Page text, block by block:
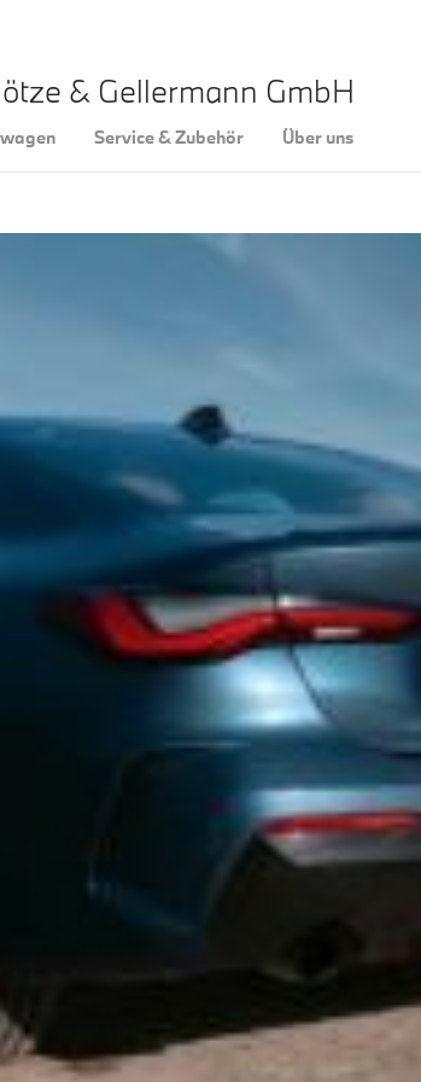
& Gellermann GmbH
Service & Zubehör Über uns